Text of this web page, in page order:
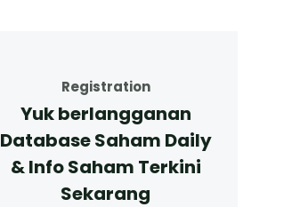
Registration
Yuk berlangganan
Database Saham Daily
& Info Saham Terkini
Sekarang